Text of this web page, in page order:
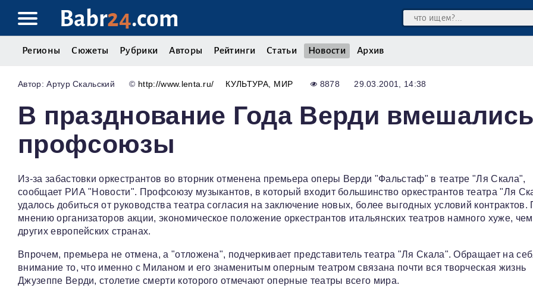
Babr24.com
Регионы Сюжеты Рубрики Авторы Рейтинги Статьи Новости Архив
Артур Скальский © http://www.lenta.ru/ КУЛЬТУРА МИР 8878 29.03.2001, 14:38
В празднование Года Верди
профсоюзы
Из-за забастовки оркестрантов во вторник отменена премьера оперы Верди "Фальстаф" в театре "Ля Скала",
сообщает РИА "Новости". Профсоюзу музыкантов, в который входит большинство оркестрантов театра "Ля
удалось добиться от руководства театра согласия на заключение новых, более выгодных условий контрактов.
мнению организаторов акции, экономическое положение оркестрантов итальянских театров намного хуже,
других европейских странах.
Впрочем, премьера не отмена, а "отложена", подчеркивает представитель театра "Ля Скала". Обращает на
внимание то, что именно с Миланом и его знаменитым оперным театром связана почти вся творческая жизнь
Джузеппе Верди, столетие смерти которого отмечают оперные театры всего мира.